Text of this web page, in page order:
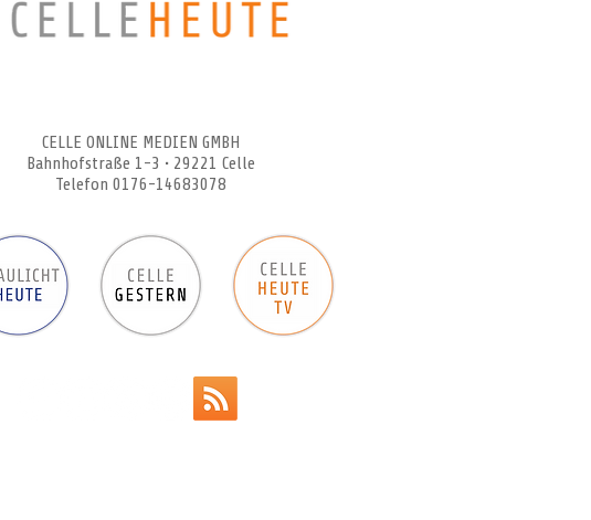
CELLE ONLINE MEDIEN GMBH
Bahnhofstraße 1-3 • 29221 Celle
Telefon 0176-14683078